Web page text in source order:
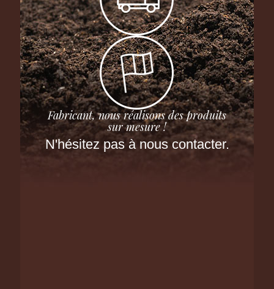
Fabricant, nous réalisons des produits
sur mesure !
N'hésitez pas à nous contacter.